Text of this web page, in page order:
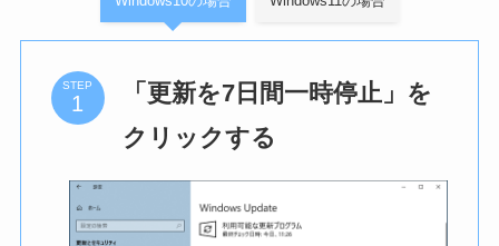
STEP
「更新を7日間一時停止」を
クリックする